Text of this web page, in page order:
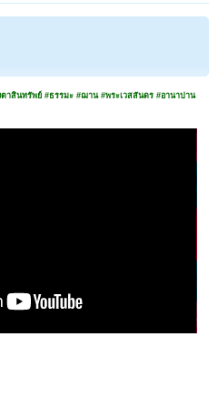
าสินทรัพย์ #ธรรมะ #ฌาน #พระเวสสันดร #อานาปาน